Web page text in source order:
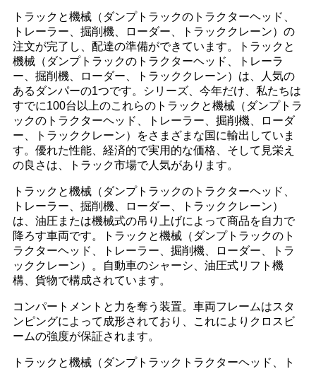
トラックと機械（ダンプトラックのトラクターヘッド、
トレーラー、掘削機、ローダー、トラッククレーン）の
注文が完了し、配達の準備ができています。トラックと
機械（ダンプトラックのトラクターヘッド、トレーラ
ー、掘削機、ローダー、トラッククレーン）は、人気の
あるダンパーの1つです。シリーズ、今年だけ、私たちは
すでに100台以上のこれらのトラックと機械（ダンプトラ
ックのトラクターヘッド、トレーラー、掘削機、ローダ
ー、トラッククレーン）をさまざまな国に輸出していま
す。優れた性能、経済的で実用的な価格、そして見栄え
の良さは、トラック市場で人気があります。
トラックと機械（ダンプトラックのトラクターヘッド、
トレーラー、掘削機、ローダー、トラッククレーン）
は、油圧または機械式の吊り上げによって商品を自力で
降ろす車両です。トラックと機械（ダンプトラックのト
ラクターヘッド、トレーラー、掘削機、ローダー、トラ
ッククレーン）。自動車のシャーシ、油圧式リフト機
構、貨物で構成されています。
コンパートメントと力を奪う装置。車両フレームはスタ
ンピングによって成形されており、これによりクロスビ
ームの強度が保証されます。
トラックと機械（ダンプトラックトラクターヘッド、ト